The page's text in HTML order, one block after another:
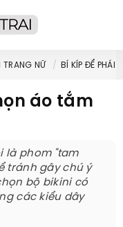
TRANG NỮ BÍ KÍP ĐỂ PHÁI
áo tắm
là phom "tam
tránh gây chú ý
bộ bikini có
các kiểu dây